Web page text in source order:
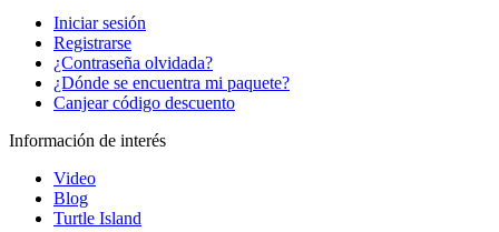
Iniciar sesión
Registrarse
¿Contraseña olvidada?
¿Dónde se encuentra mi paquete?
Canjear código descuento
Información de interés
Video
Blog
Turtle Island